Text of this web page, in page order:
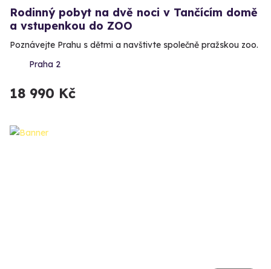
Rodinný pobyt na dvě noci v Tančícím domě
a vstupenkou do ZOO
Poznávejte Prahu s dětmi a navštivte společně pražskou zoo.
Praha 2
18 990 Kč